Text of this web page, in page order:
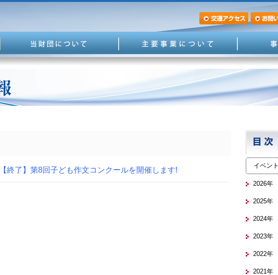
【終了】第8回子ども作文コンクールを開催します!
イベント
2026年
2025年
2024年
2023年
2022年
2021年